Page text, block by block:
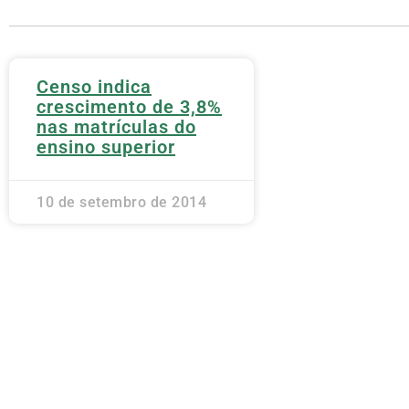
Censo indica
crescimento de 3,8%
nas matrículas do
ensino superior
10 de setembro de 2014